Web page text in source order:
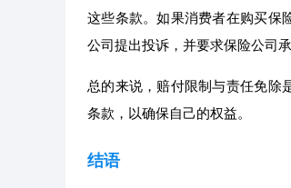
这些条款。如果消费者在购买保
公司提出投诉，并要求保险公司承
总的来说，赔付限制与责任免除
条款，以确保自己的权益。
结语